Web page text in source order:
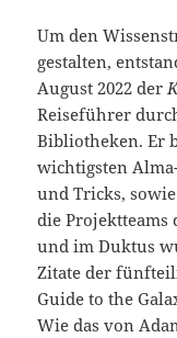
Um den
gestalten,
August 2022 der
Reiseführer
Bibliotheken. Er
wichtigsten
und Tricks,
die
und im Duktus
Zitate der
Guide to the
Wie das von